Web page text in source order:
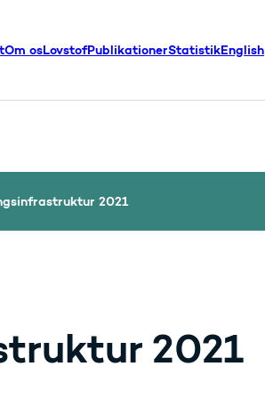
Om osLovstofPublikationerStatistikEnglish
- Flere links
2021
2021